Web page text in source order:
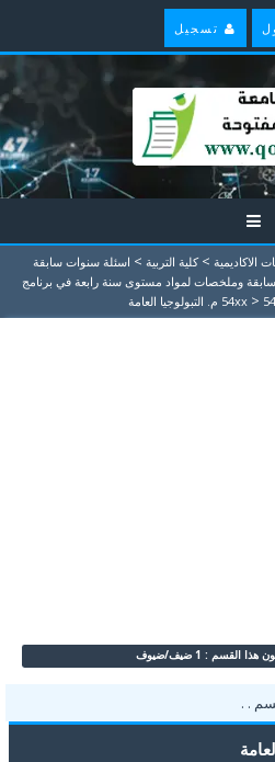
تسجيل
الاكاديمية > كلية التربية > اسئلة سنوات سابقة
وملخصات لمواد مستوى سنة رابعة في برنامج
>
: 1 ضيف/ضيوف
. .